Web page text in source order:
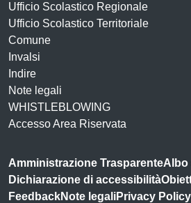
Ufficio Scolastico Regionale
Ufficio Scolastico Territoriale
Comune
Invalsi
Indire
Note legali
WHISTLEBLOWING
Accesso Area Riservata
Amministrazione TrasparenteAlbo
Dichiarazione di accessibilità
FeedbackNote legaliPrivacy Policy